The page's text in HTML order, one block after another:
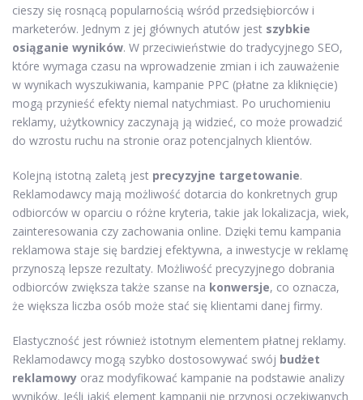
cieszy się rosnącą popularnością wśród przedsiębiorców i
marketerów. Jednym z jej głównych atutów jest szybkie
osiąganie wyników. W przeciwieństwie do tradycyjnego SEO,
które wymaga czasu na wprowadzenie zmian i ich zauważenie
w wynikach wyszukiwania, kampanie PPC (płatne za kliknięcie)
mogą przynieść efekty niemal natychmiast. Po uruchomieniu
reklamy, użytkownicy zaczynają ją widzieć, co może prowadzić
do wzrostu ruchu na stronie oraz potencjalnych klientów.
Kolejną istotną zaletą jest precyzyjne targetowanie.
Reklamodawcy mają możliwość dotarcia do konkretnych grup
odbiorców w oparciu o różne kryteria, takie jak lokalizacja, wiek,
zainteresowania czy zachowania online. Dzięki temu kampania
reklamowa staje się bardziej efektywna, a inwestycje w reklamę
przynoszą lepsze rezultaty. Możliwość precyzyjnego dobrania
odbiorców zwiększa także szanse na konwersje, co oznacza,
że większa liczba osób może stać się klientami danej firmy.
Elastyczność jest również istotnym elementem płatnej reklamy.
Reklamodawcy mogą szybko dostosowywać swój budżet
reklamowy oraz modyfikować kampanie na podstawie analizy
wyników. Jeśli jakiś element kampanii nie przynosi oczekiwanych